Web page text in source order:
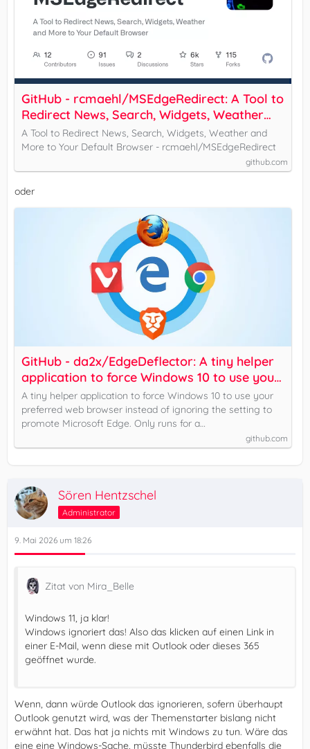
GitHub - rcmaehl/MSEdgeRedirect: A Tool to
Redirect News, Search, Widgets, Weather
and More to Your Default Browser
A Tool to Redirect News, Search, Widgets, Weather and
More to Your Default Browser - rcmaehl/MSEdgeRedirect
github.com
oder
GitHub - da2x/EdgeDeflector: A tiny helper
application to force Windows 10 to use your
preferred web browser instead of ignoring
the setting to promote Microsoft Edge. Only
runs for a microsecond when needed.
A tiny helper application to force Windows 10 to use your
preferred web browser instead of ignoring the setting to
promote Microsoft Edge. Only runs for a…
github.com
Sören Hentzschel
Administrator
9. Mai 2026 um 18:26
Zitat von Mira_Belle
Windows 11, ja klar!
Windows ignoriert das! Also das klicken auf einen Link in
einer E-Mail, wenn diese mit Outlook oder dieses 365
geöffnet wurde.
Wenn, dann würde Outlook das ignorieren, sofern überhaupt
Outlook genutzt wird, was der Themenstarter bislang nicht
erwähnt hat. Das hat ja nichts mit Windows zu tun. Wäre das
eine eine Windows-Sache, müsste Thunderbird ebenfalls die